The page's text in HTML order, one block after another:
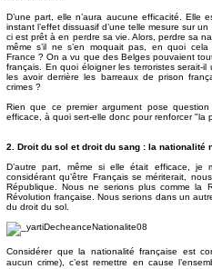
D’une part, elle n’aura aucune efficacité. Elle
instant l’effet dissuasif d’une telle mesure sur
ci est prêt à en perdre sa vie. Alors, perdre sa
même s’il ne s’en moquait pas, en quoi
France ? On a vu que des Belges pouvaient
français. En quoi éloigner les terroristes serait-
les avoir derrière les barreaux de prison
crimes ?
Rien que ce premier argument pose
efficace, à quoi sert-elle donc pour renforcer "la
2. Droit du sol et droit du sang : la nationalité
D’autre part, même si elle était efficace, je
considérant qu’être Français se mériterait,
République. Nous ne serions plus comme la
Révolution française. Nous serions dans un
du droit du sol.
Considérer que la nationalité française est
aucun crime), c’est remettre en cause